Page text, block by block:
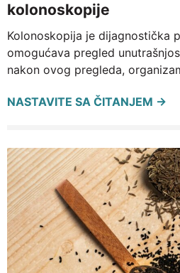
kolonoskopije
Kolonoskopija je dijagnostička
omogućava pregled
nakon ovog pregleda,
NASTAVITE SA ČITANJEM →